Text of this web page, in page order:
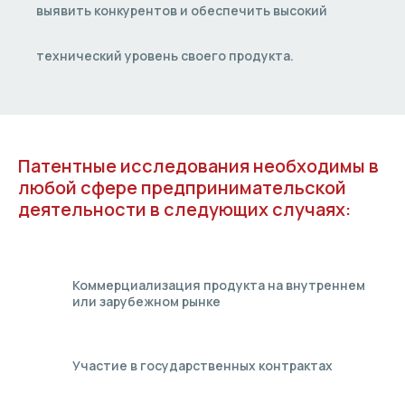
выявить конкурентов и обеспечить высокий
технический уровень своего продукта.
Патентные исследования необходимы в
любой сфере предпринимательской
деятельности в следующих случаях:
Коммерциализация продукта на внутреннем
или зарубежном рынке
Участие в государственных контрактах